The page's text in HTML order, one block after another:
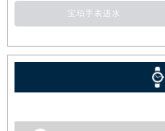
宝珀手表进水